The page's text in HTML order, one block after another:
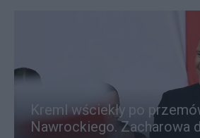
Kreml wściekły po
Nawrockiego. Zacharowa